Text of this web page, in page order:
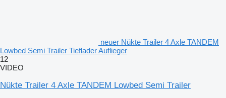
neuer Nükte Trailer 4 Axle TANDEM
Lowbed Semi Trailer Tieflader Auflieger
12
VIDEO
Nükte Trailer 4 Axle TANDEM Lowbed Semi Trailer